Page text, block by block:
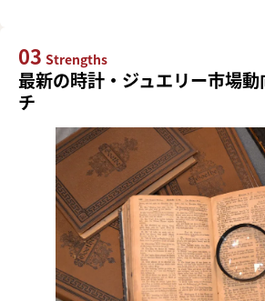
03 Strengths
最新の時計・ジュエリー市場
チ